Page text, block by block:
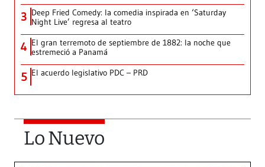
3 Deep Fried Comedy: la comedia inspirada en ‘Saturday
Night Live’ regresa al teatro
4 El gran terremoto de septiembre de 1882: la noche que
estremeció a Panamá
5 El acuerdo legislativo PDC – PRD
Lo Nuevo